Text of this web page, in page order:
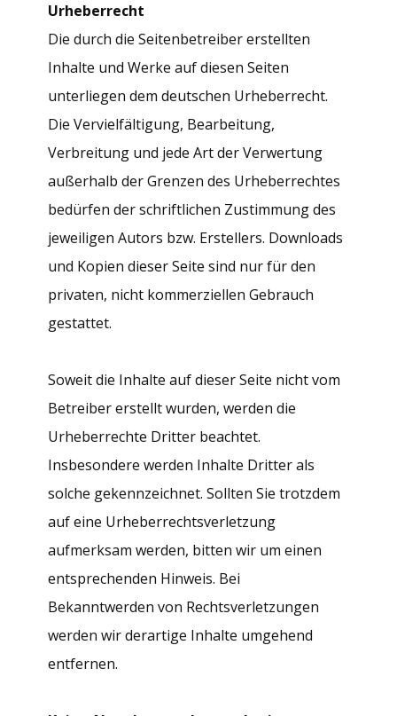
Urheberrecht
Die durch die Seitenbetreiber erstellten
Inhalte und Werke auf diesen Seiten
unterliegen dem deutschen Urheberrecht.
Die Vervielfältigung, Bearbeitung,
Verbreitung und jede Art der Verwertung
außerhalb der Grenzen des Urheberrechtes
bedürfen der schriftlichen Zustimmung des
jeweiligen Autors bzw. Erstellers. Downloads
und Kopien dieser Seite sind nur für den
privaten, nicht kommerziellen Gebrauch
gestattet.
Soweit die Inhalte auf dieser Seite nicht vom
Betreiber erstellt wurden, werden die
Urheberrechte Dritter beachtet.
Insbesondere werden Inhalte Dritter als
solche gekennzeichnet. Sollten Sie trotzdem
auf eine Urheberrechtsverletzung
aufmerksam werden, bitten wir um einen
entsprechenden Hinweis. Bei
Bekanntwerden von Rechtsverletzungen
werden wir derartige Inhalte umgehend
entfernen.